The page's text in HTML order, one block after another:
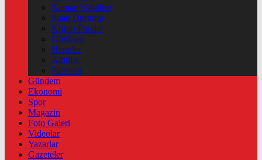
Namaz Vakitleri
Puan Durumu
Kripto Paralar
Dövizler
Hisseler
Altınlar
Pariteler
Gündem
Ekonomi
Spor
Magazin
Foto Galeri
Videolar
Yazarlar
Gazeteler